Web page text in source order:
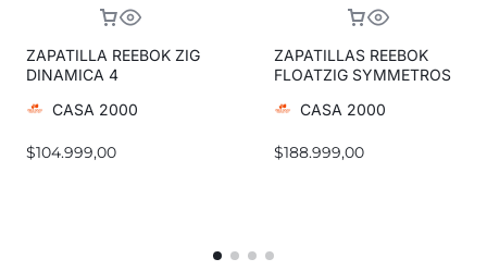
ZAPATILLA REEBOK ZIG
DINAMICA 4
CASA 2000
$104.999,00
ZAPATILLAS REEBOK
FLOATZIG SYMMETROS
CASA 2000
$188.999,00